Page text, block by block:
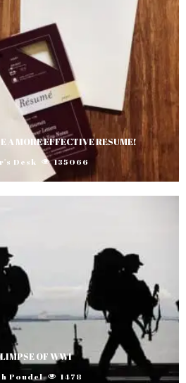
A MORE EFFECTIVE RESUME!
Desk 135066
OF WWI
Poudel 1478